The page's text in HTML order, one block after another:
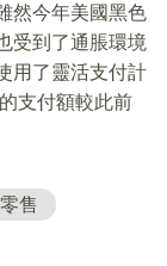
然今年美國黑色
受到了通脹環境
用了靈活支付計
支付額較此前
零售